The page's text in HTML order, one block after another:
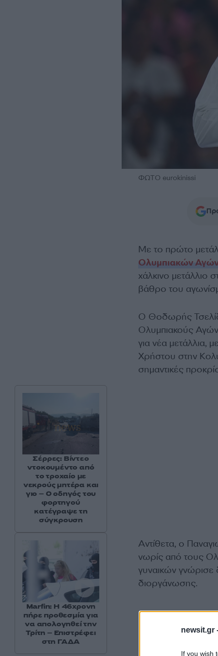
newsit.gr
If you wish
ΦΩΤΟ eurokinissi
Με το πρώτο
Ολυμπιακών
χάλκινο μετάλλιο
βάθρο του
Ο Θοδωρής
Ολυμπιακούς
για νέα μετάλλια,
Χρήστου στην
σημαντικές
Αντίθετα, ο
νωρίς από τους
γυναικών γνώρισε
διοργάνωσης.
Σέρρες: Βίντεο
ντοκουμέντο από
το τροχαίο με
νεκρούς μητέρα και
γιο – Ο οδηγός του
φορτηγού
κατέγραψε τη
σύγκρουση
Marfin: Η 46χρονη
πήρε προθεσμία για
να απολογηθεί την
Τρίτη – Επιστρέφει
στη ΓΑΔΑ